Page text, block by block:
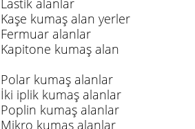
Lastik alanlar
Kaşe kumaş alan yerler
Fermuar alanlar
Kapitone kumaş alan
Polar kumaş alanlar
İki iplik kumaş alanlar
Poplin kumaş alanlar
Mikro kumaş alanlar